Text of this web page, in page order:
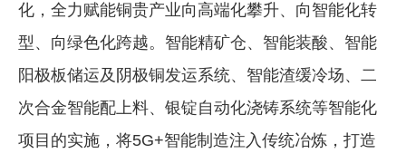
化，全力赋能铜贵产业向高端化攀升、向智能化转
型、向绿色化跨越。智能精矿仓、智能装酸、智能
阳极板储运及阴极铜发运系统、智能渣缓冷场、二
次合金智能配上料、银锭自动化浇铸系统等智能化
项目的实施，将5G+智能制造注入传统冶炼，打造